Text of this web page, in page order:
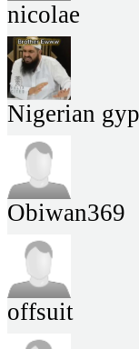
nicolae
Nigerian
Obiwan369
offsuit